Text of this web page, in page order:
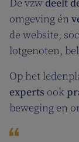
De vzw deelt
omgeving én
de website,
lotgenoten,
Op het
experts ook
beweging en